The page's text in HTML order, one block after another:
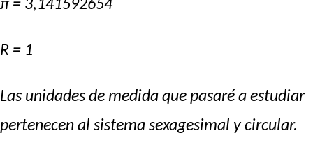
π = 3,141592654
R = 1
Las unidades de medida que pasaré a estudiar
pertenecen al sistema sexagesimal y circular.